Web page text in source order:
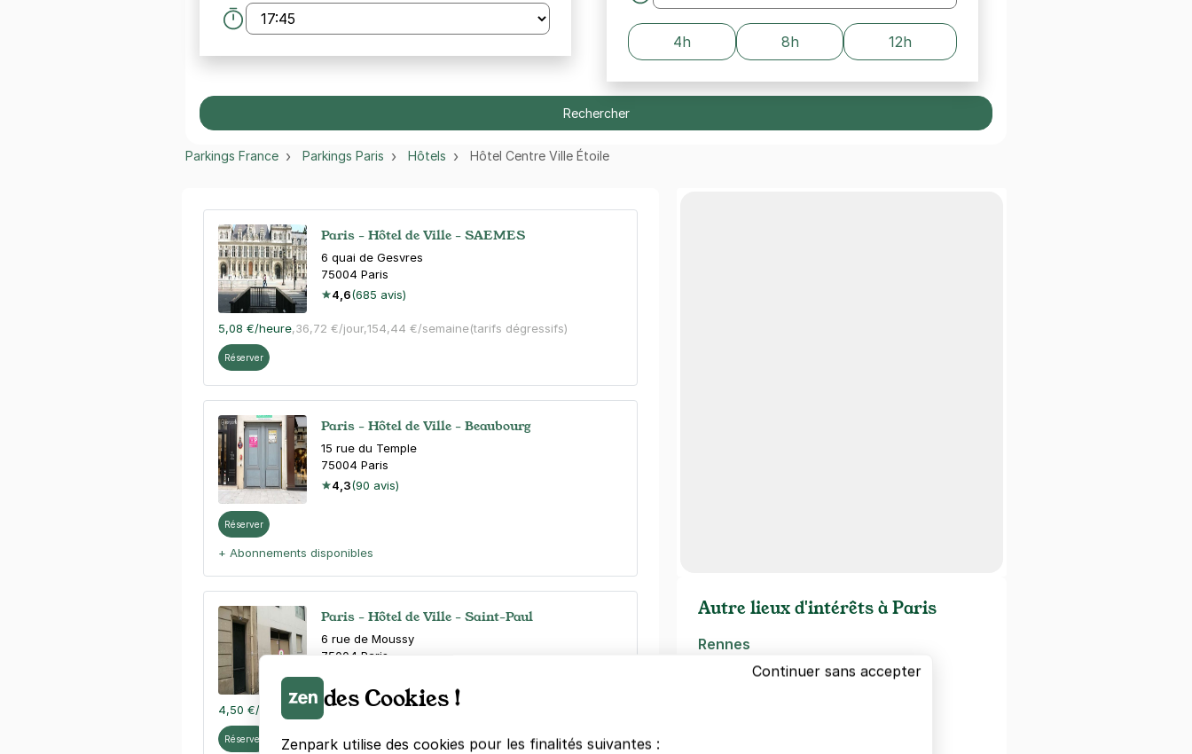
4h 8h 12h
Rechercher
Parkings France Parkings Paris Hôtels Hôtel Centre Ville Étoile
Paris - Hôtel de Ville - SAEMES
6 quai de Gesvres
75004 Paris
4,6(685 avis)
5,08 €/heure,36,72 €/jour,154,44 €/semaine(tarifs dégressifs)
Réserver
Paris - Hôtel de Ville - Beaubourg
15 rue du Temple
75004 Paris
4,3(90 avis)
Réserver
+ Abonnements disponibles
Paris - Hôtel de Ville - Saint-Paul
6 rue de Moussy
75004 Paris
4,50 €/heure 39 €/jour,110 €/semaine(tarifs dégressifs)
Réserver
Autre lieux d'intérêts à Paris
Rennes
Continuer sans accepter
des Cookies !
Zenpark utilise des cookies pour les finalités suivantes :